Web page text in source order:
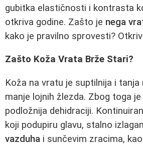
gubitka elastičnosti i kontrasta
otkriva godine. Zašto je nega
kako je pravilno sprovesti?
Zašto Koža Vrata Brže Stari?
Koža na vratu je suptilnija i tanja
manje lojnih žlezda. Zbog toga
podložnija dehidraciji.
koji podupiru glavu, stalno
vazduha i sunčevim zracima,